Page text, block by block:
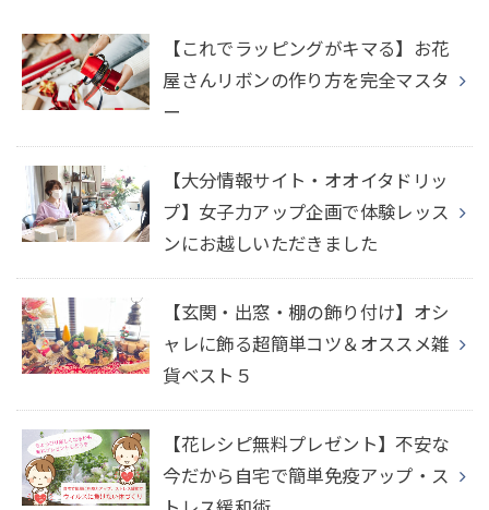
【これでラッピングがキマる】お花
屋さんリボンの作り方を完全マスタ
ー
【大分情報サイト・オオイタドリッ
プ】女子力アップ企画で体験レッス
ンにお越しいただきました
【玄関・出窓・棚の飾り付け】オシ
ャレに飾る超簡単コツ＆オススメ雑
貨ベスト５
【花レシピ無料プレゼント】不安な
今だから自宅で簡単免疫アップ・ス